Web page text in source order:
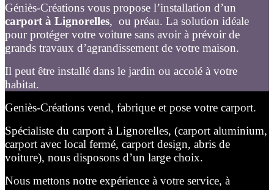
Géniès-Créations vous propose l’installation d’un
carport à Lignorelles, ou préau. La solution idéale
pour protéger votre voiture sans avoir à prévoir de
grands travaux d’agrandissement de votre maison.
Il peut être installé dans le jardin ou accolé à votre
habitat.
Geniès-Créations vend, fabrique et pose votre carport.
Spécialiste du carport à Lignorelles, (carport aluminium,
carport avec local fermé, carport design, abris de
voiture), nous disposons d’un large choix.
Nous mettons notre expérience à votre service, à